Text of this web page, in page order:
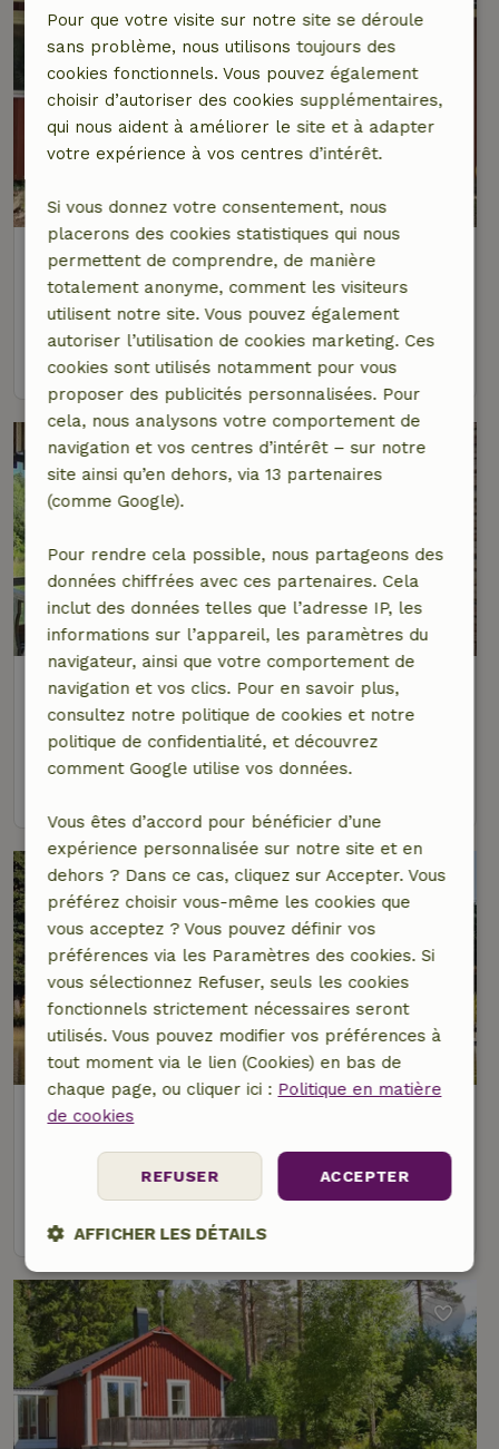
Maison nature à Eriksmäla
Suède du sud, Suède
4 personnes2 Chambres à coucher
Maison nature à Emmaboda
Suède du sud, Suède
9,7/10
2 personnes 1 Chambre à coucher
Maison nature à Vitsand
9,6/10
8 personnes4 Chambres à coucher
Pour que votre visite sur notre site se déroule
sans problème, nous utilisons toujours des
cookies fonctionnels. Vous pouvez également
choisir d’autoriser des cookies supplémentaires,
qui nous aident à améliorer le site et à adapter
votre expérience à vos centres d’intérêt.
Si vous donnez votre consentement, nous
placerons des cookies statistiques qui nous
permettent de comprendre, de manière
totalement anonyme, comment les visiteurs
utilisent notre site. Vous pouvez également
autoriser l’utilisation de cookies marketing. Ces
cookies sont utilisés notamment pour vous
proposer des publicités personnalisées. Pour
cela, nous analysons votre comportement de
navigation et vos centres d’intérêt – sur notre
site ainsi qu’en dehors, via 13 partenaires
(comme Google).
Pour rendre cela possible, nous partageons des
données chiffrées avec ces partenaires. Cela
inclut des données telles que l’adresse IP, les
informations sur l’appareil, les paramètres du
navigateur, ainsi que votre comportement de
navigation et vos clics. Pour en savoir plus,
consultez notre politique de cookies et notre
politique de confidentialité, et découvrez
comment Google utilise vos données.
Vous êtes d’accord pour bénéficier d’une
expérience personnalisée sur notre site et en
dehors ? Dans ce cas, cliquez sur Accepter. Vous
préférez choisir vous-même les cookies que
vous acceptez ? Vous pouvez définir vos
préférences via les Paramètres des cookies. Si
vous sélectionnez Refuser, seuls les cookies
fonctionnels strictement nécessaires seront
utilisés. Vous pouvez modifier vos préférences à
tout moment via le lien (Cookies) en bas de
chaque page, ou cliquer ici : Politique en matière
de cookies
ACCEPTER
REFUSER
AFFICHER LES DÉTAILS
Strictement
nécessaires
Performance Ciblage
Fonctionnalité